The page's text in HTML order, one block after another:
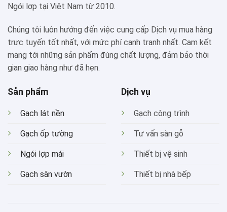
Ngói lợp tại Việt Nam từ 2010.
Chúng tôi luôn hướng đến việc cung cấp Dịch vụ mua hàng
trực tuyến tốt nhất, với mức phí cạnh tranh nhất. Cam kết
mang tới những sản phẩm đúng chất lượng, đảm bảo thời
gian giao hàng như đã hẹn.
Sản phẩm
Gạch lát nền
Gạch ốp tường
Ngói lợp mái
Gạch sân vườn
Dịch vụ
Gạch công trình
Tư vấn sàn gỗ
Thiết bị vệ sinh
Thiết bị nhà bếp